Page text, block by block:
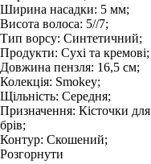
Ширина насадки: 5 мм;
Висота волоса: 5//7;
Тип ворсу: Синтетичний;
Продукти: Сухі та кремові;
Довжина пензля: 16,5 см;
Колекція: Smokey;
Щільність: Середня;
Призначення: Кісточки для
брів;
Контур: Скошений;
Розгорнути